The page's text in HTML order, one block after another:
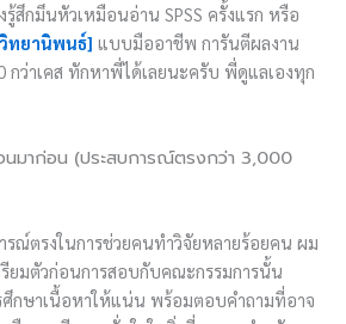
รู้สึกมึนหัวเหมือนอ่าน SPSS ครั้งแรก หรือ
ทยานิพนธ์] แบบมืออาชีพ การันตีผลงาน
กว่าเคส ทักหาพี่ได้เลยนะครับ พี่ดูแลเองทุก
นมาก่อน (ประสบการณ์ตรงกว่า 3,000
ณ์ตรงในการช่วยคนทำวิจัยหลายร้อยคน ผม
รียมตัวก่อนการสอบกับคณะกรรมการนั้น
กษาเนื้อหาให้แน่น พร้อมตอบคำถามที่อาจ